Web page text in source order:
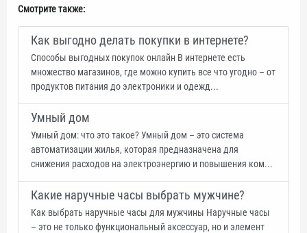
Смотрите также:
Как выгодно делать покупки в интернете?
Способы выгодных покупок онлайн В интернете есть
множество магазинов, где можно купить все что угодно – от
продуктов питания до электроники и одежд...
Умный дом
Умный дом: что это такое? Умный дом – это система
автоматизации жилья, которая предназначена для
снижения расходов на электроэнергию и повышения ком...
Какие наручные часы выбрать мужчине?
Как выбрать наручные часы для мужчины Наручные часы
– это не только функциональный аксессуар, но и элемент